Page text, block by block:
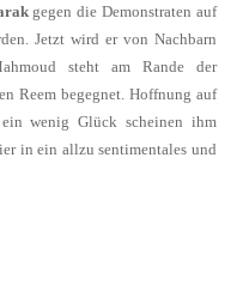
gegen die Demonstraten auf
Jetzt wird er von Nachbarn
steht am Rande der
Reem begegnet. Hoffnung auf
wenig Glück scheinen ihm
in ein allzu sentimentales und